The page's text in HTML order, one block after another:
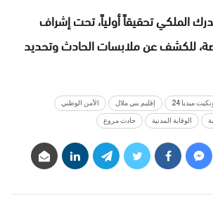
الملكي تحقيقاً أولياً، تحت إشراف
للكشف عن ملابسات الحادث وتحديد
ميديا 24 إقليم بني ملال الأمن الوطني
الوقاية المدنية حادث مروع